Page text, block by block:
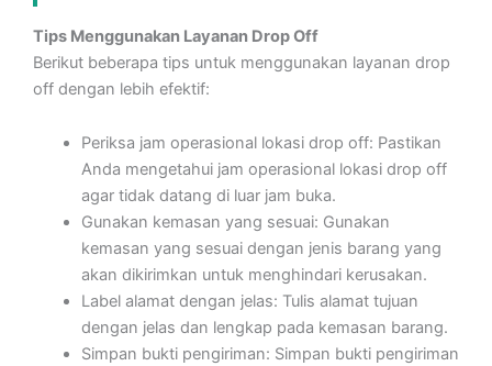
Tips Menggunakan Layanan Drop Off
Berikut beberapa tips untuk menggunakan layanan drop
off dengan lebih efektif:
Periksa jam operasional lokasi drop off: Pastikan
Anda mengetahui jam operasional lokasi drop off
agar tidak datang di luar jam buka.
Gunakan kemasan yang sesuai: Gunakan
kemasan yang sesuai dengan jenis barang yang
akan dikirimkan untuk menghindari kerusakan.
Label alamat dengan jelas: Tulis alamat tujuan
dengan jelas dan lengkap pada kemasan barang.
Simpan bukti pengiriman: Simpan bukti pengiriman